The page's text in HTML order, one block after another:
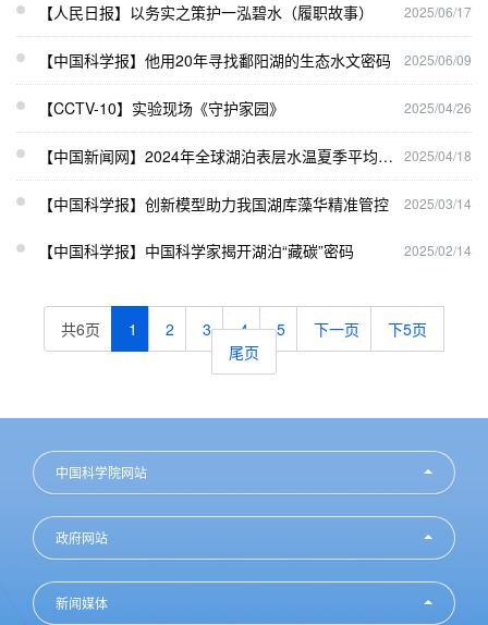
2025/06/17
【人民日报】以务实之策护一泓碧水（履职故事）
2025/06/09
【中国科学报】他用20年寻找鄱阳湖的生态水文密码
2025/04/26
【CCTV-10】实验现场《守护家园》
2025/04/18
【中国新闻网】2024年全球湖泊表层水温夏季平均值达20℃
2025/03/14
【中国科学报】创新模型助力我国湖库藻华精准管控
2025/02/14
【中国科学报】中国科学家揭开湖泊“藏碳”密码
共6页 1 2 3 4 5 下一页
下5页
尾页
中国科学院网站
政府网站
新闻媒体